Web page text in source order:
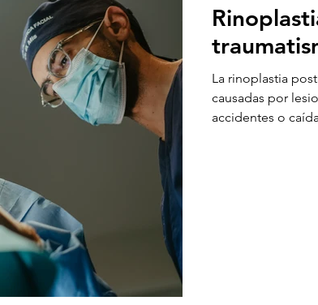
La rinoplastia
causadas por
accidentes o